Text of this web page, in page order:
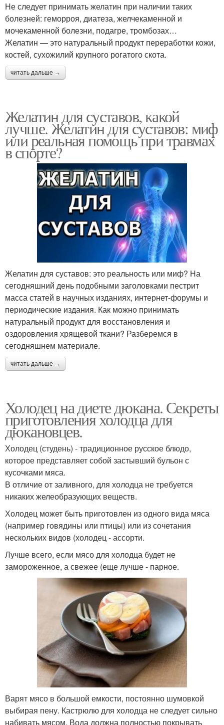
Не следует принимать желатин при наличии таких
болезней: геморроя, диатеза, желчекаменной и
мочекаменной болезни, подагре, тромбозах…
Желатин — это натуральный продукт переработки кожи,
костей, сухожилий крупного рогатого скота.
читать дальше →
Желатин для суставов, какой
лучше. Желатин для суставов: миф
или реальная помощь при травмах
в спорте?
Желатин для суставов: это реальность или миф? На
сегодняшний день подобными заголовками пестрит
масса статей в научных изданиях, интернет-форумы и
периодические издания. Как можно принимать
натуральный продукт для восстановления и
оздоровления хрящевой ткани? Разберемся в
сегодняшнем материале.
читать дальше →
Холодец на диете дюкана. Секреты
приготовления холодца для
дюкановцев.
Холодец (студень) - традиционное русское блюдо,
которое представляет собой застывший бульон с
кусочками мяса.
В отличие от заливного, для холодца не требуется
никаких желеобразующих веществ.
Холодец может быть приготовлен из одного вида мяса
(например говядины или птицы) или из сочетания
нескольких видов (холодец - ассорти.
Лучше всего, если мясо для холодца будет не
замороженное, а свежее (еще лучше - парное.
Варят мясо в большой емкости, постоянно шумовкой
выбирая пену. Кастрюлю для холодца не следует сильно
набивать мясом. Вода должна полностью покрывать